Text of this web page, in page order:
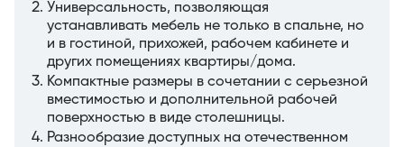
Универсальность, позволяющая
устанавливать мебель не только в спальне, но
и в гостиной, прихожей, рабочем кабинете и
других помещениях квартиры/дома.
Компактные размеры в сочетании с серьезной
вместимостью и дополнительной рабочей
поверхностью в виде столешницы.
Разнообразие доступных на отечественном